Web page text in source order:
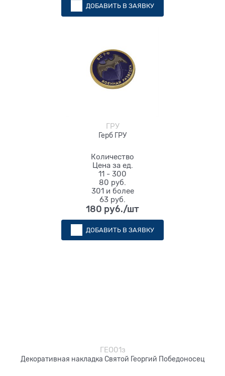
ДОБАВИТЬ В ЗАЯВКУ
ГРУ
Герб ГРУ
Количество
Цена за ед.
11 - 300
80 руб.
301 и более
63 руб.
180 руб./шт
ДОБАВИТЬ В ЗАЯВКУ
ГЕО01з
Декоративная накладка Святой Георгий Победоносец